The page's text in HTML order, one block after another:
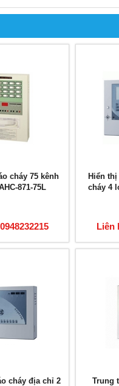
cháy 75 kênh
871-75L
Hiển
cháy 4
Liên
cháy địa chỉ 2
Trung